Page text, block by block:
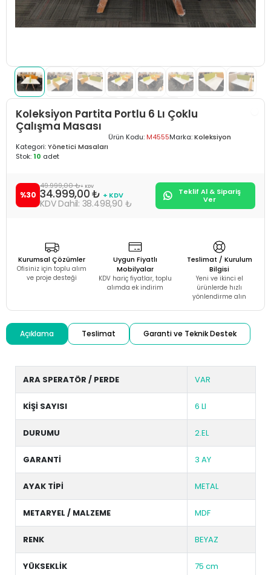
Koleksiyon Partita Portlu 6 Lı Çoklu
Çalışma Masası
Kategori:Yönetici Masaları
Ürün Kodu: M4555Marka:Koleksiyon
Stok: 10 adet
%30
49.999,00 ₺+ KDV
34.999,00 ₺ + KDV
38.498,90 ₺
Teklif Al & Sipariş
Ver
Kurumsal Çözümler
Ofisiniz için toplu alım
ve proje desteği
Uygun Fiyatlı
Mobilyalar
KDV hariç fiyatlar, toplu
alımda ek indirim
Teslimat / Kurulum
Bilgisi
Yeni ve ikinci el
ürünlerde hızlı
yönlendirme alın
Açıklama Teslimat Garanti ve Teknik Destek
ARA SPERATÖR / PERDE VAR
KİŞİ SAYISI 6 LI
DURUMU 2.EL
GARANTİ 3 AY
AYAK TİPİ METAL
METARYEL / MALZEME MDF
RENK BEYAZ
YÜKSEKLİK 75 cm